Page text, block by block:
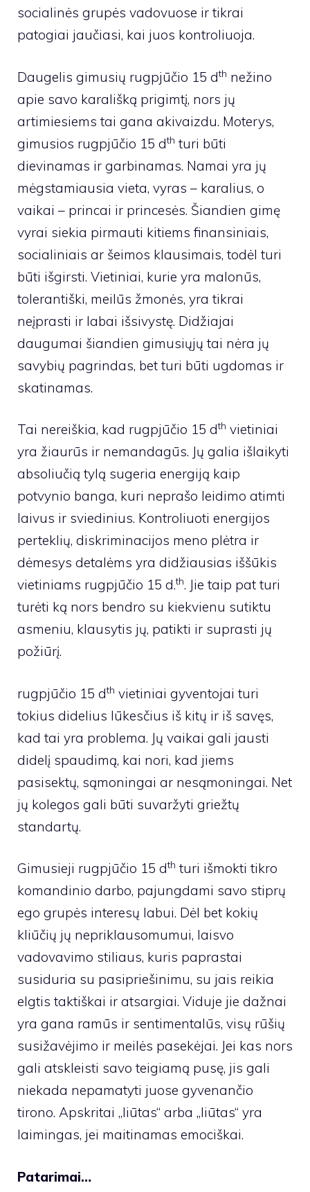
socialinės grupės vadovuose ir tikrai
patogiai jaučiasi, kai juos kontroliuoja.
Daugelis gimusių rugpjūčio 15 dth nežino
apie savo karališką prigimtį, nors jų
artimiesiems tai gana akivaizdu. Moterys,
gimusios rugpjūčio 15 dth turi būti
dievinamas ir garbinamas. Namai yra jų
mėgstamiausia vieta, vyras – karalius, o
vaikai – princai ir princesės. Šiandien gimę
vyrai siekia pirmauti kitiems finansiniais,
socialiniais ar šeimos klausimais, todėl turi
būti išgirsti. Vietiniai, kurie yra malonūs,
tolerantiški, meilūs žmonės, yra tikrai
neįprasti ir labai išsivystę. Didžiajai
daugumai šiandien gimusiųjų tai nėra jų
savybių pagrindas, bet turi būti ugdomas ir
skatinamas.
Tai nereiškia, kad rugpjūčio 15 dth vietiniai
yra žiaurūs ir nemandagūs. Jų galia išlaikyti
absoliučią tylą sugeria energiją kaip
potvynio banga, kuri neprašo leidimo atimti
laivus ir sviedinius. Kontroliuoti energijos
perteklių, diskriminacijos meno plėtra ir
dėmesys detalėms yra didžiausias iššūkis
vietiniams rugpjūčio 15 d.th. Jie taip pat turi
turėti ką nors bendro su kiekvienu sutiktu
asmeniu, klausytis jų, patikti ir suprasti jų
požiūrį.
rugpjūčio 15 dth vietiniai gyventojai turi
tokius didelius lūkesčius iš kitų ir iš savęs,
kad tai yra problema. Jų vaikai gali jausti
didelį spaudimą, kai nori, kad jiems
pasisektų, sąmoningai ar nesąmoningai. Net
jų kolegos gali būti suvaržyti griežtų
standartų.
Gimusieji rugpjūčio 15 dth turi išmokti tikro
komandinio darbo, pajungdami savo stiprų
ego grupės interesų labui. Dėl bet kokių
kliūčių jų nepriklausomumui, laisvo
vadovavimo stiliaus, kuris paprastai
susiduria su pasipriešinimu, su jais reikia
elgtis taktiškai ir atsargiai. Viduje jie dažnai
yra gana ramūs ir sentimentalūs, visų rūšių
susižavėjimo ir meilės pasekėjai. Jei kas nors
gali atskleisti savo teigiamą pusę, jis gali
niekada nepamatyti juose gyvenančio
tirono. Apskritai „liūtas“ arba „liūtas“ yra
laimingas, jei maitinamas emociškai.
Patarimai…